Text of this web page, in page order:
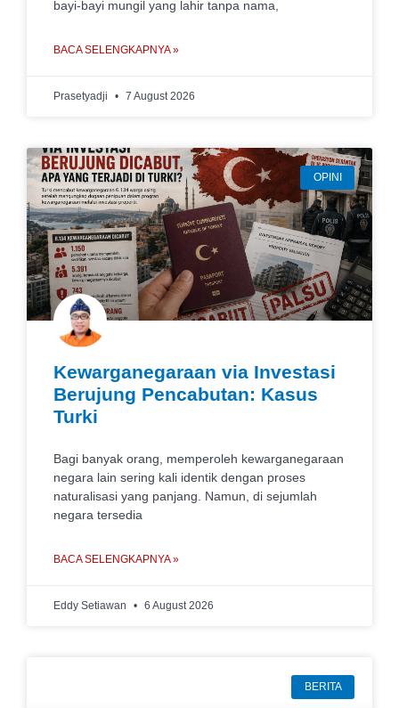
bayi-bayi mungil yang lahir tanpa nama,
BACA SELENGKAPNYA »
Prasetyadji 7 August 2026
OPINI
Kewarganegaraan via Investasi
Berujung Pencabutan: Kasus
Turki
Bagi banyak orang, memperoleh kewarganegaraan
negara lain sering kali identik dengan proses
naturalisasi yang panjang. Namun, di sejumlah
negara tersedia
BACA SELENGKAPNYA »
Eddy Setiawan 6 August 2026
BERITA